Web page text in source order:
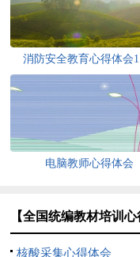
消防安全教育心得体会
电脑教师心得体会
【全国统编教材培训
核酸采集心得体会